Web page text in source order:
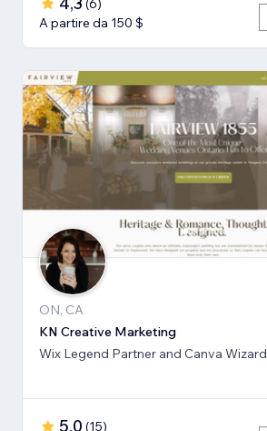
(6)
A partire da 150 $
ON, CA
KN Creative Marketing
Wix Legend Partner and Canva Wizard
5,0 (15)